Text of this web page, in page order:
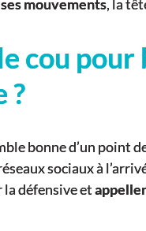
mouvements, la
cou pour
?
bonne d’un point
sociaux à
défensive et